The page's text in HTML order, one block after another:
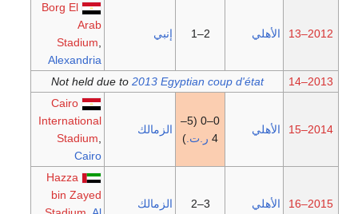
2012–13 الأهلي 2–1 إنبي
Borg El
Arab
Stadium
Alexandria
2013–14
Not held due to 2013 Egyptian coup d'état
2014–15 الأهلي
0–0 (5–
4 ر.ت. )
الزمالك
Cairo
International
Stadium
Cairo
2015–16 الأهلي 3–2 الزمالك
Hazza
bin Zayed